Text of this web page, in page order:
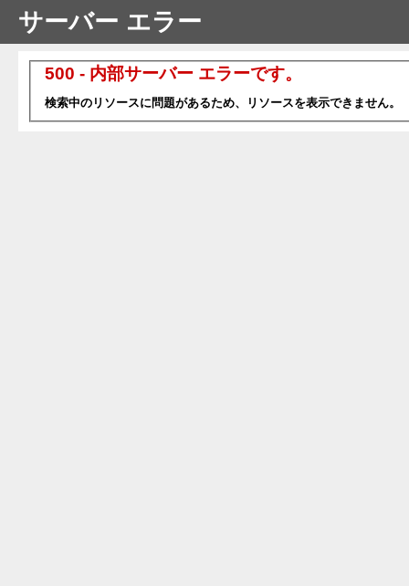
サーバー エラー
500 - 内部サーバー エラーです。
検索中のリソースに問題があるため、リソースを表示できません。